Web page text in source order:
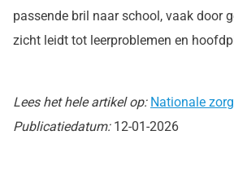
passende bril naar school, vaak door
zicht leidt tot leerproblemen en
Lees het hele artikel op: Nationale
Publicatiedatum: 12-01-2026